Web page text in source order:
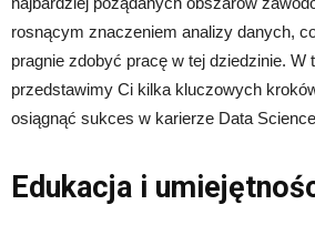
rosnącym znaczeniem analizy danych,
pragnie zdobyć pracę w tej dziedzinie. W
przedstawimy Ci kilka kluczowych
osiągnąć sukces w karierze Data
Edukacja i